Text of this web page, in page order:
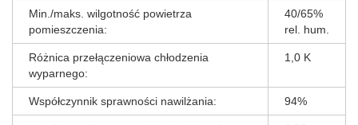
Min./maks. wilgotność powietrza
pomieszczenia:
40/65%
rel. hum.
Różnica przełączeniowa chłodzenia
wyparnego:
1,0 K
Współczynnik sprawności nawilżania: 94%